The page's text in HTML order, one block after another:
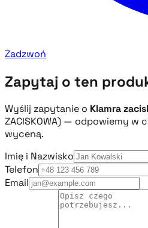
Zadzwoń
Zapytaj o ten
Wyślij zapytanie o Klamra
ZACISKOWA) — odpowiemy w
wyceną.
Imię i Nazwisko
Telefon
Email